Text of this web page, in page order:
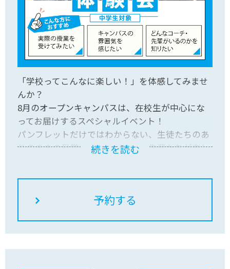
「学校ってこんなに楽しい！」を体感してみませ
んか？
8月のオープンキャンパスは、在校生が中心にな
ってお届けするスペシャルイベント！
パンフレットだけではわからない、生徒たちのあ
りのままの日常やリアルな本音を先輩たちが楽し
体験」など、ワクワクするプログラムが目白押
続きを読む